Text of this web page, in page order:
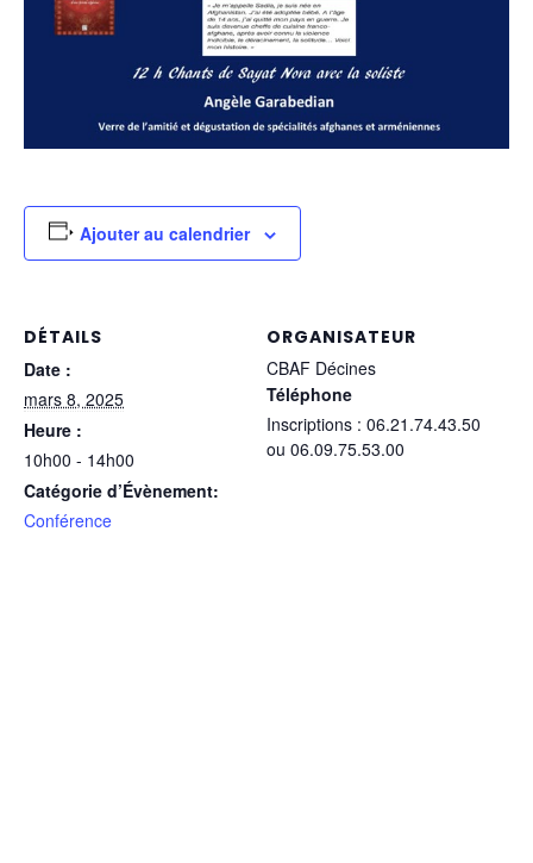
Ajouter au calendrier
DÉTAILS
Date :
mars 8, 2025
Heure :
10h00 - 14h00
Catégorie d’Évènement:
Conférence
ORGANISATEUR
CBAF Décines
Téléphone
Inscriptions : 06.21.74.43.50
ou 06.09.75.53.00